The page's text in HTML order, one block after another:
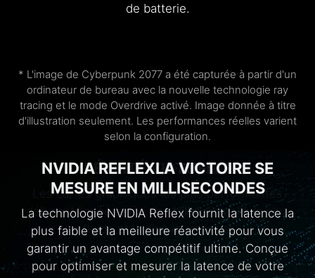
de batterie.
* L'image de Cyberpunk 2077 a été capturée à partir d'un
ordinateur de bureau avec la nouvelle technologie ray
tracing et le mode Overdrive activé. Image donnée à titre
d'illustration seulement. Les performances réelles varient
selon la configuration.
MODE GPU DISCRET (DESIGN MUX) -
CONTRÔLEZ LES PERFORMANCES
EN UN CLIN D'ŒIL
Faites votre choix entre les modes « GPU discret
» et « MS Hybrid Graphics » (Nvidia Optimus) afin
d'alterner entre la carte graphique et la puce
NVIDIA REFLEXLA VICTOIRE SE
MESURE EN MILLISECONDES
La technologie NVIDIA Reflex fournit la latence la
plus faible et la meilleure réactivité pour vous
garantir un avantage compétitif ultime. Conçue
pour optimiser et mesurer la latence de votre
RÉALITÉ VIRTUELLE
Les cartes graphiques les plus performantes
délivrent l'expérience de réalité virtuelle la plus
fluide et la plus immersive.
RESIZABLE BAR
L’interface PCI Express standardisée intègre une
nouvelle technologie baptisée « Resizable BAR »,
qui permet aux CPU modernes d’accéder
instantanément à l’intégralité de la mémoire du
GPU pour ainsi grandement améliorer les